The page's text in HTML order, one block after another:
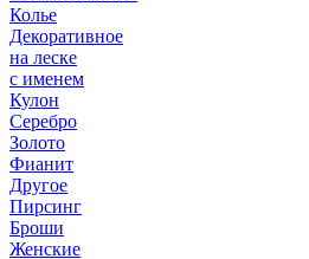
Колье
Декоративное
на леске
с именем
Кулон
Серебро
Золото
Фианит
Другое
Пирсинг
Броши
Женские